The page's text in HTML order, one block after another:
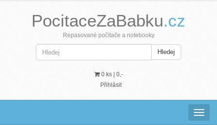
PocitaceZaBabku.cz
Repasované počítače a notebooky
Hledej
0 ks | 0,-
Přihlásit